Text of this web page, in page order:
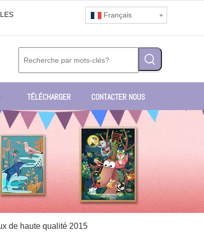
Français
TÉLÉCHARGER CONTACTER NOUS
de haute qualité 2015